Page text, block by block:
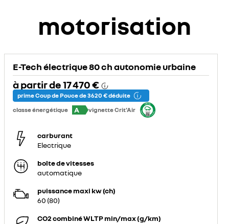
motorisation
E-Tech électrique 80 ch autonomie urbaine
à partir de17 470 €
prime Coup de Pouce de 3 620 € déduite
classe énergétique
A vignette Crit'Air
carburant
Electrique
boîte de vitesses
automatique
puissance maxi kw (ch)
60 (80)
CO2 combiné WLTP min/max (g/km)